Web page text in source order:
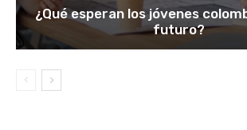
¿Qué esperan los jóvenes
futuro?